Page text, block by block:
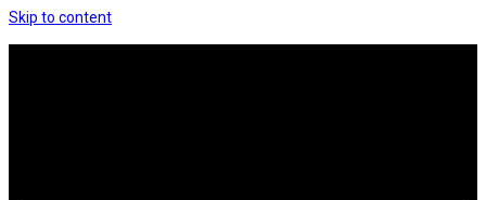
Skip to content